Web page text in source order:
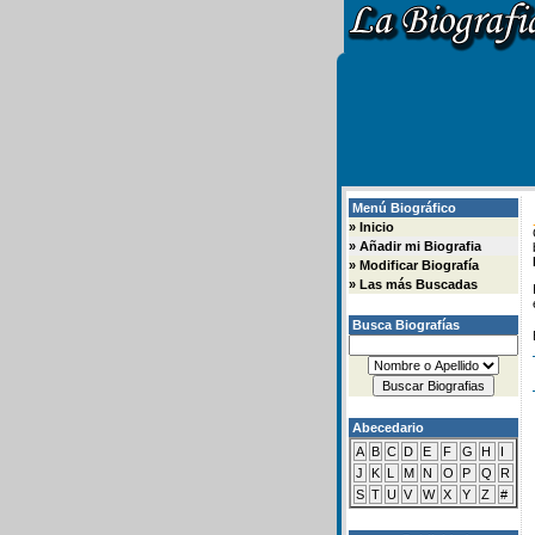
Menú Biográfico
» Inicio
» Añadir mi Biografia
» Modificar Biografía
» Las más Buscadas
Busca Biografías
Abecedario
A B C D E F G H
I
J
K L M N O P Q
R
S T U V W X Y Z #